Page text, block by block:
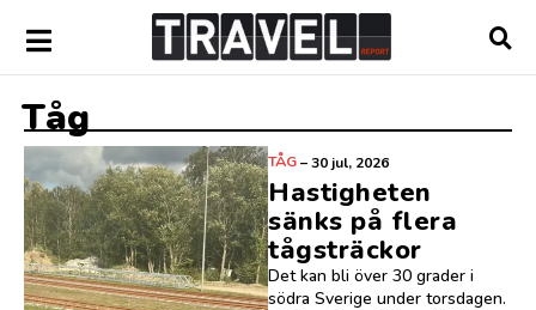
Tåg
TÅG–30 jul, 2026
Hastigheten
sänks på flera
tågsträckor
Det kan bli över 30 grader i
södra Sverige under torsdagen.